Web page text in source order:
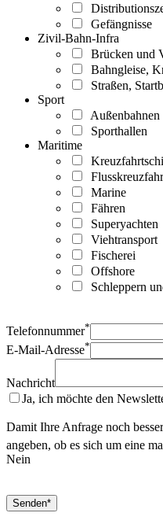
Gefängnisse
Zivil-Bahn-Infra
Brücken und
Bahngleise,
Straßen,
Sport
Außenbahnen
Sporthallen
Maritime
Marine
Fähren
Superyachten
Viehtransport
Fischerei
Offshore
Schleppern
Telefonnummer*
E-Mail-Adresse*
Nachricht
Ja, ich möchte den
Damit Ihre Anfrage noch
angeben, ob es sich um eine
Nein